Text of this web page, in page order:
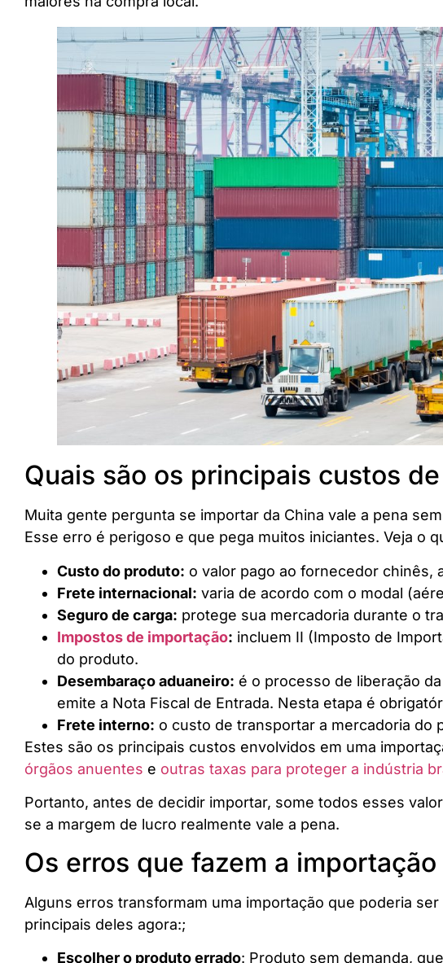
Quais são os principais custos
Muita gente pergunta se importar da China vale a pena
Esse erro é perigoso e que pega muitos iniciantes. Veja o
Custo do produto: o valor pago ao fornecedor chinês,
Frete internacional: varia de acordo com o modal
Seguro de carga: protege sua mercadoria durante o
Impostos de importação: incluem II (Imposto de
do produto.
Desembaraço aduaneiro: é o processo de liberação
emite a Nota Fiscal de Entrada. Nesta etapa é
Frete interno: o custo de transportar a mercadoria do
Estes são os principais custos envolvidos em uma
órgãos anuentes e outras taxas para proteger a indústria
Portanto, antes de decidir importar, some todos esses
se a margem de lucro realmente vale a pena.
Os erros que fazem a
Alguns erros transformam uma importação que poderia
principais deles agora:;
Escolher o produto errado: Produto sem demanda,